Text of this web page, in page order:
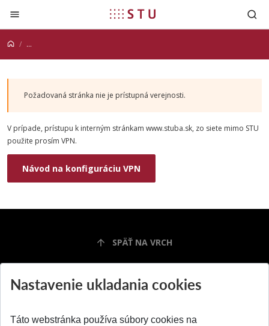
Prejsť na obsah
...
Požadovaná stránka nie je prístupná verejnosti.
V prípade, prístupu k interným stránkam www.stuba.sk, zo siete mimo STU
použite prosím VPN.
Návod na konfiguráciu VPN
SPÄŤ NA VRCH
Nastavenie ukladania cookies
Táto webstránka používa súbory cookies na